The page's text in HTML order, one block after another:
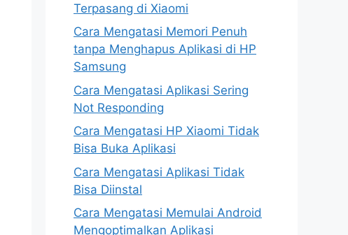
Terpasang di Xiaomi
Cara Mengatasi Memori Penuh
tanpa Menghapus Aplikasi di HP
Samsung
Cara Mengatasi Aplikasi Sering
Not Responding
Cara Mengatasi HP Xiaomi Tidak
Bisa Buka Aplikasi
Cara Mengatasi Aplikasi Tidak
Bisa Diinstal
Cara Mengatasi Memulai Android
Mengoptimalkan Aplikasi